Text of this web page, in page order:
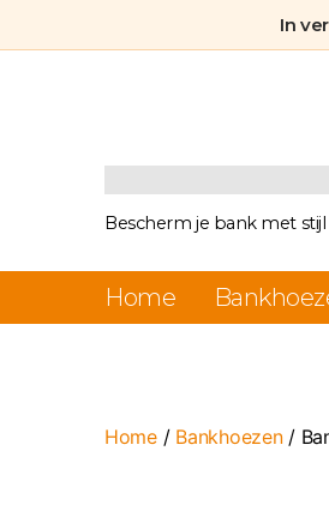
In
Bankhoezen.nl
Bescherm je bank met
Home
Home/ Bankhoezen/